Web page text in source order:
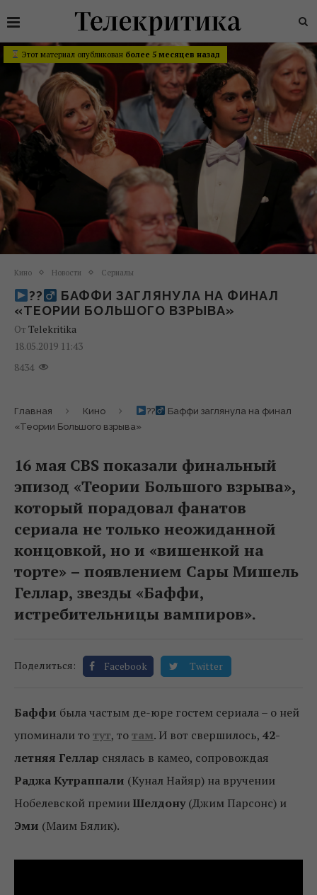
Этот материал опубликован более 5 месяцев назад
Кино Новости Сериалы
??‍
БАФФИ ЗАГЛЯНУЛА НА ФИНАЛ
«ТЕОРИИ БОЛЬШОГО ВЗРЫВА»
От Telekritika
18.05.2019 11:43
8434
Главная Кино ??‍
Баффи заглянула на финал
«Теории Большого взрыва»
16 мая CBS показали финальный
эпизод «Теории Большого взрыва»,
который порадовал фанатов
сериала не только неожиданной
концовкой, но и «вишенкой на
торте» – появлением Сары Мишель
Геллар, звезды «Баффи,
истребительницы вампиров».
Поделиться: Facebook Twitter
Баффи была частым де-юре гостем сериала – о ней
упоминали тотут, тотам. И вот свершилось, 42-
летняя Геллар снялась в камео, сопровождая
Раджа Кутраппали (Кунал Найяр) на вручении
Нобелевской премииШелдону(Джим Парсонс) и
Эми (Маим Бялик).